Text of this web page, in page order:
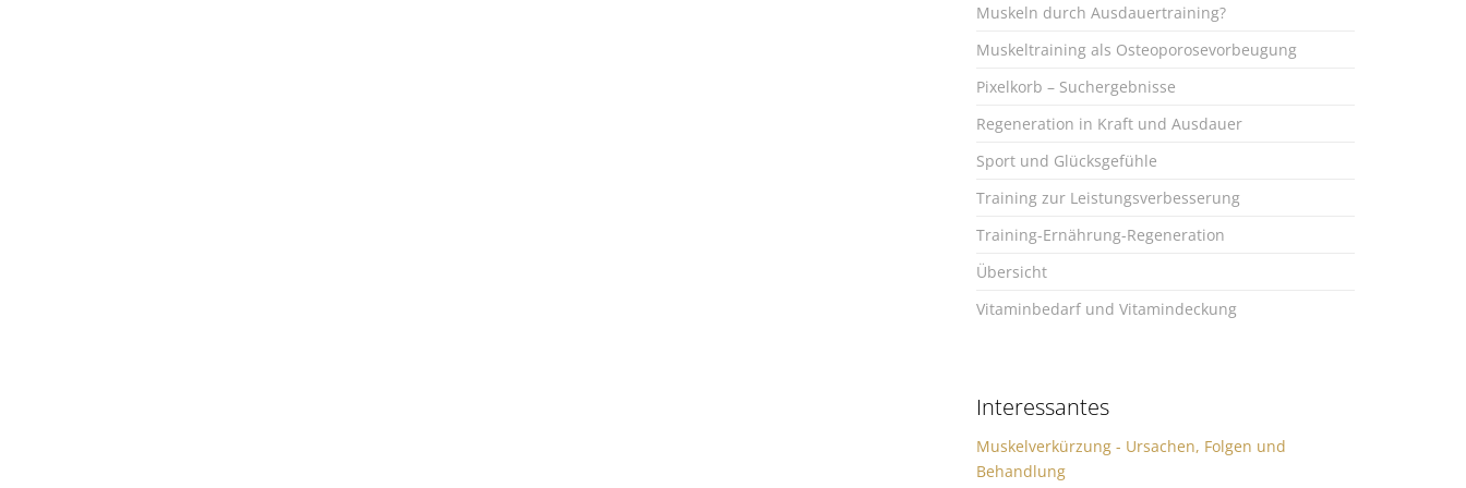
Muskeln durch Ausdauertraining?
Muskeltraining als Osteoporosevorbeugung
Pixelkorb – Suchergebnisse
Regeneration in Kraft und Ausdauer
Sport und Glücksgefühle
Training zur Leistungsverbesserung
Training-Ernährung-Regeneration
Übersicht
Vitaminbedarf und Vitamindeckung
Interessantes
Muskelverkürzung - Ursachen, Folgen und
Behandlung